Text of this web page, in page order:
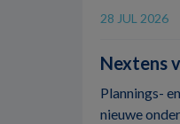
28 JUL 2026
Nextens
Plannings-
nieuwe